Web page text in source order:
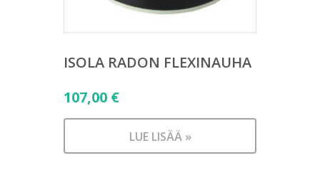
ISOLA RADON FLEXINAUHA
107,00 €
LUE LISÄÄ »